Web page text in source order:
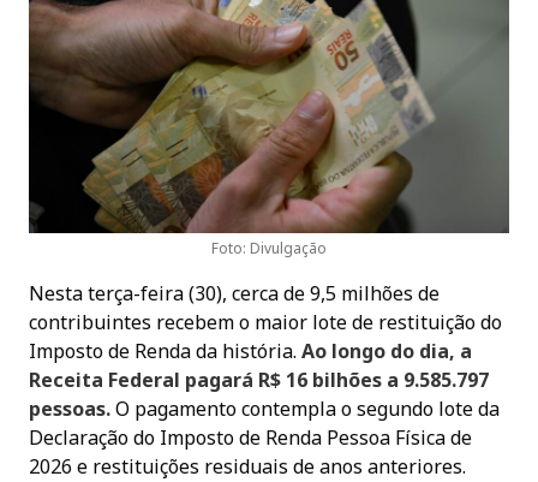
Foto: Divulgação
Nesta terça-feira (30), cerca de 9,5 milhões de
contribuintes recebem o maior lote de restituição do
Imposto de Renda da história. Ao longo do dia, a
Receita Federal pagará R$ 16 bilhões a 9.585.797
pessoas.O pagamento contempla o segundo lote da
Declaração do Imposto de Renda Pessoa Física de
2026 e restituições residuais de anos anteriores.